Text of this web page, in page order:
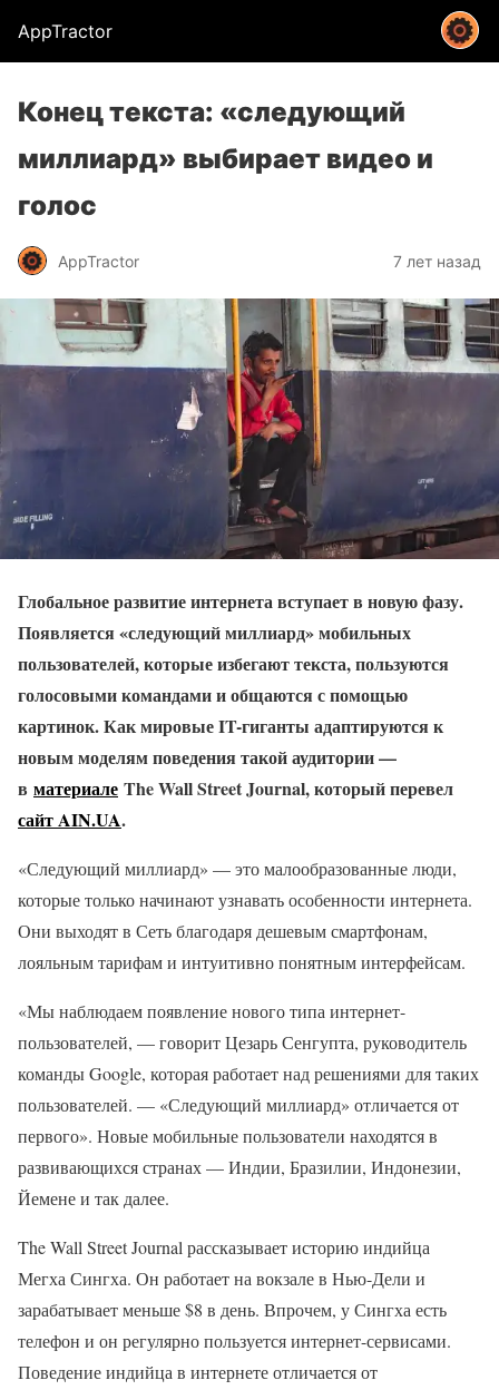
AppTractor
Конец текста: «следующий
миллиард» выбирает видео и
голос
AppTractor 7 лет назад
Глобальное развитие интернета вступает в новую фазу.
Появляется «следующий миллиард» мобильных
пользователей, которые избегают текста, пользуются
голосовыми командами и общаются с помощью
картинок. Как мировые IT-гиганты адаптируются к
новым моделям поведения такой аудитории —
в материале The Wall Street Journal, который перевел
сайт AIN.UA.
«Следующий миллиард» — это малообразованные люди,
которые только начинают узнавать особенности интернета.
Они выходят в Сеть благодаря дешевым смартфонам,
лояльным тарифам и интуитивно понятным интерфейсам.
«Мы наблюдаем появление нового типа интернет-
пользователей, — говорит Цезарь Сенгупта, руководитель
команды Google, которая работает над решениями для таких
пользователей. — «Следующий миллиард» отличается от
первого». Новые мобильные пользователи находятся в
развивающихся странах — Индии, Бразилии, Индонезии,
Йемене и так далее.
The Wall Street Journal рассказывает историю индийца
Мегха Сингха. Он работает на вокзале в Нью-Дели и
зарабатывает меньше $8 в день. Впрочем, у Сингха есть
телефон и он регулярно пользуется интернет-сервисами.
Поведение индийца в интернете отличается от